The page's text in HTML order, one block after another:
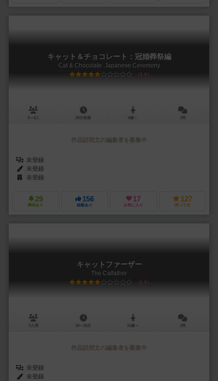
キャット＆チョコレート：冠婚葬祭編
Cat & Chocolate: Japanese Ceremony
5.9
3～6人 20分前後 8歳～ 2件
作品説明文の編集者を募集中
未登録
未登録
未登録
29
興味あり
156
経験あり
17
お気に入り
127
持ってる
キャットファーザー
The Catfather
5.9
2人用 10～20分 10歳～ 2件
作品説明文の編集者を募集中
未登録
未登録